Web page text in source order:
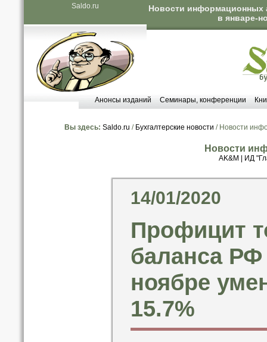
Saldo.ru
Новости информационных
в январе-
Анонсы изданий Семинары, конференции
Вы здесь: Saldo.ru / Бухгалтерские новости / Новости
Новости
AK&M ИД
14/01/2020
Профицит
баланса РФ
ноябре
15.7%